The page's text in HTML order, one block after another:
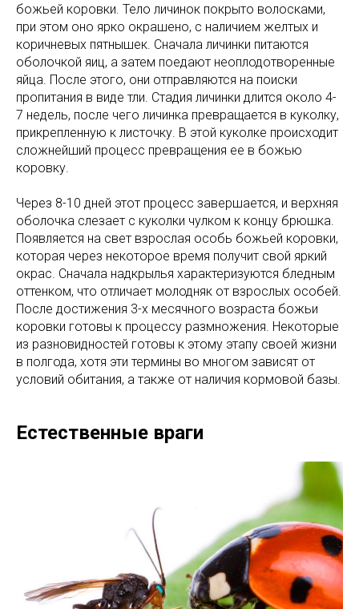
божьей коровки. Тело личинок покрыто волосками,
при этом оно ярко окрашено, с наличием желтых и
коричневых пятнышек. Сначала личинки питаются
оболочкой яиц, а затем поедают неоплодотворенные
яйца. После этого, они отправляются на поиски
пропитания в виде тли. Стадия личинки длится около 4-
7 недель, после чего личинка превращается в куколку,
прикрепленную к листочку. В этой куколке происходит
сложнейший процесс превращения ее в божью
коровку.
Через 8-10 дней этот процесс завершается, и верхняя
оболочка слезает с куколки чулком к концу брюшка.
Появляется на свет взрослая особь божьей коровки,
которая через некоторое время получит свой яркий
окрас. Сначала надкрылья характеризуются бледным
оттенком, что отличает молодняк от взрослых особей.
После достижения 3-х месячного возраста божьи
коровки готовы к процессу размножения. Некоторые
из разновидностей готовы к этому этапу своей жизни
в полгода, хотя эти термины во многом зависят от
условий обитания, а также от наличия кормовой базы.
Естественные враги